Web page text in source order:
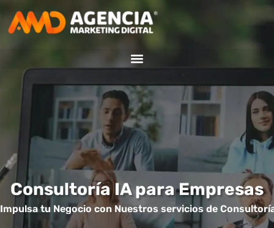
Consultoría IA
Consultoría IA para Empresas
Impulsa tu Negocio con Nuestros servicios de